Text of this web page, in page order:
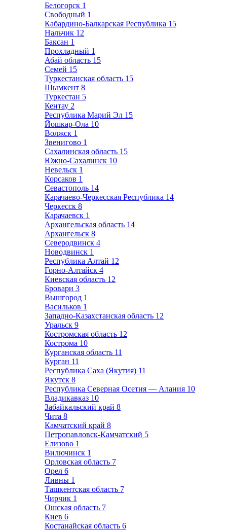
Белогорск 1
Свободный 1
Кабардино-Балкарская Республика 15
Нальчик 12
Баксан 1
Прохладный 1
Абай область 15
Семей 15
Туркестанская область 15
Шымкент 8
Туркестан 5
Кентау 2
Республика Марий Эл 15
Йошкар-Ола 10
Волжск 1
Звенигово 1
Сахалинская область 15
Южно-Сахалинск 10
Невельск 1
Корсаков 1
Севастополь 14
Карачаево-Черкесская Республика 14
Черкесск 8
Карачаевск 1
Архангельская область 14
Архангельск 8
Северодвинск 4
Новодвинск 1
Республика Алтай 12
Горно-Алтайск 4
Киевская область 12
Бровари 3
Вышгород 1
Васильков 1
Западно-Казахстанская область 12
Уральск 9
Костромская область 12
Кострома 10
Курганская область 11
Курган 11
Республика Саха (Якутия) 11
Якутск 8
Республика Северная Осетия — Алания 10
Владикавказ 10
Забайкальский край 8
Чита 8
Камчатский край 8
Петропавловск-Камчатский 5
Елизово 1
Вилючинск 1
Орловская область 7
Орел 6
Ливны 1
Ташкентская область 7
Чирчик 1
Ошская область 7
Киев 6
Костанайская область 6